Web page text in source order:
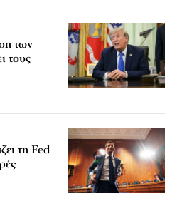
των
τους
τη Fed